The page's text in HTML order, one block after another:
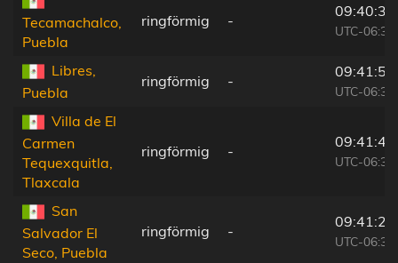
Tecamachalco,
Puebla
ringförmig -
09:40:39
UTC-06:36
Libres,
Puebla
ringförmig -
09:41:52
UTC-06:36
Villa de El
Carmen
Tequexquitla,
Tlaxcala
ringförmig -
09:41:40
UTC-06:36
San
Salvador El
Seco, Puebla
ringförmig -
09:41:20
UTC-06:36